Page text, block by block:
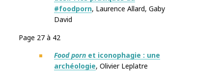
#foodporn, Laurence Allard, Gaby
David
Page 27 à 42
Food porn et iconophagie : une
archéologie, Olivier Leplatre